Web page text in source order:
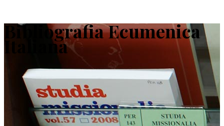
Bibliografia Ecumenica
Italiana